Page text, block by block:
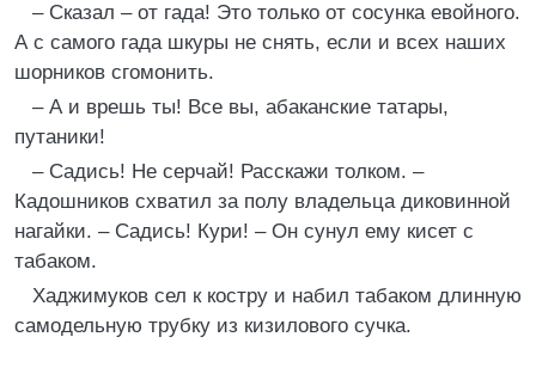
– Сказал – от гада! Это только от сосунка евойного.
А с самого гада шкуры не снять, если и всех наших
шорников сгомонить.
– А и врешь ты! Все вы, абаканские татары,
путаники!
– Садись! Не серчай! Расскажи толком. –
Кадошников схватил за полу владельца диковинной
нагайки. – Садись! Кури! – Он сунул ему кисет с
табаком.
Хаджимуков сел к костру и набил табаком длинную
самодельную трубку из кизилового сучка.